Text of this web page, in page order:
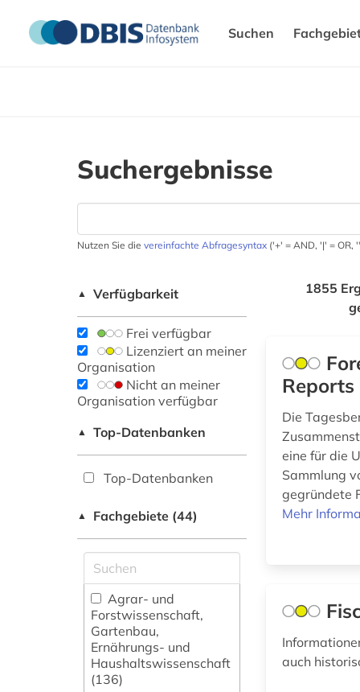
Suchen
Suchergebnisse
Nutzen Sie die vereinfachte Abfragesyntax ('+' = AND, '|' = OR,
▲ Verfügbarkeit
Frei verfügbar
Lizenziert an meiner
Organisation
Nicht an meiner
Organisation verfügbar
▲ Top-Datenbanken
Top-Datenbanken
▲ Fachgebiete (44)
Agrar- und
Forstwissenschaft,
Gartenbau,
Ernährungs- und
Haushaltswissenschaft
(136)
1855
Reports
Die
eine für die
Sammlung
gegründete
Mehr
auch